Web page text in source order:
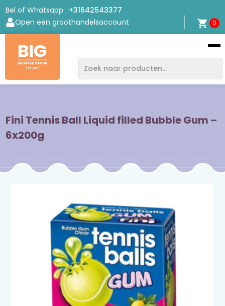
Bel of Whatsapp : +31642543377
Open een groothandelsaccount
0
Bigshopper
Group
Fini Tennis Ball Liquid filled Bubble Gum –
6x200g